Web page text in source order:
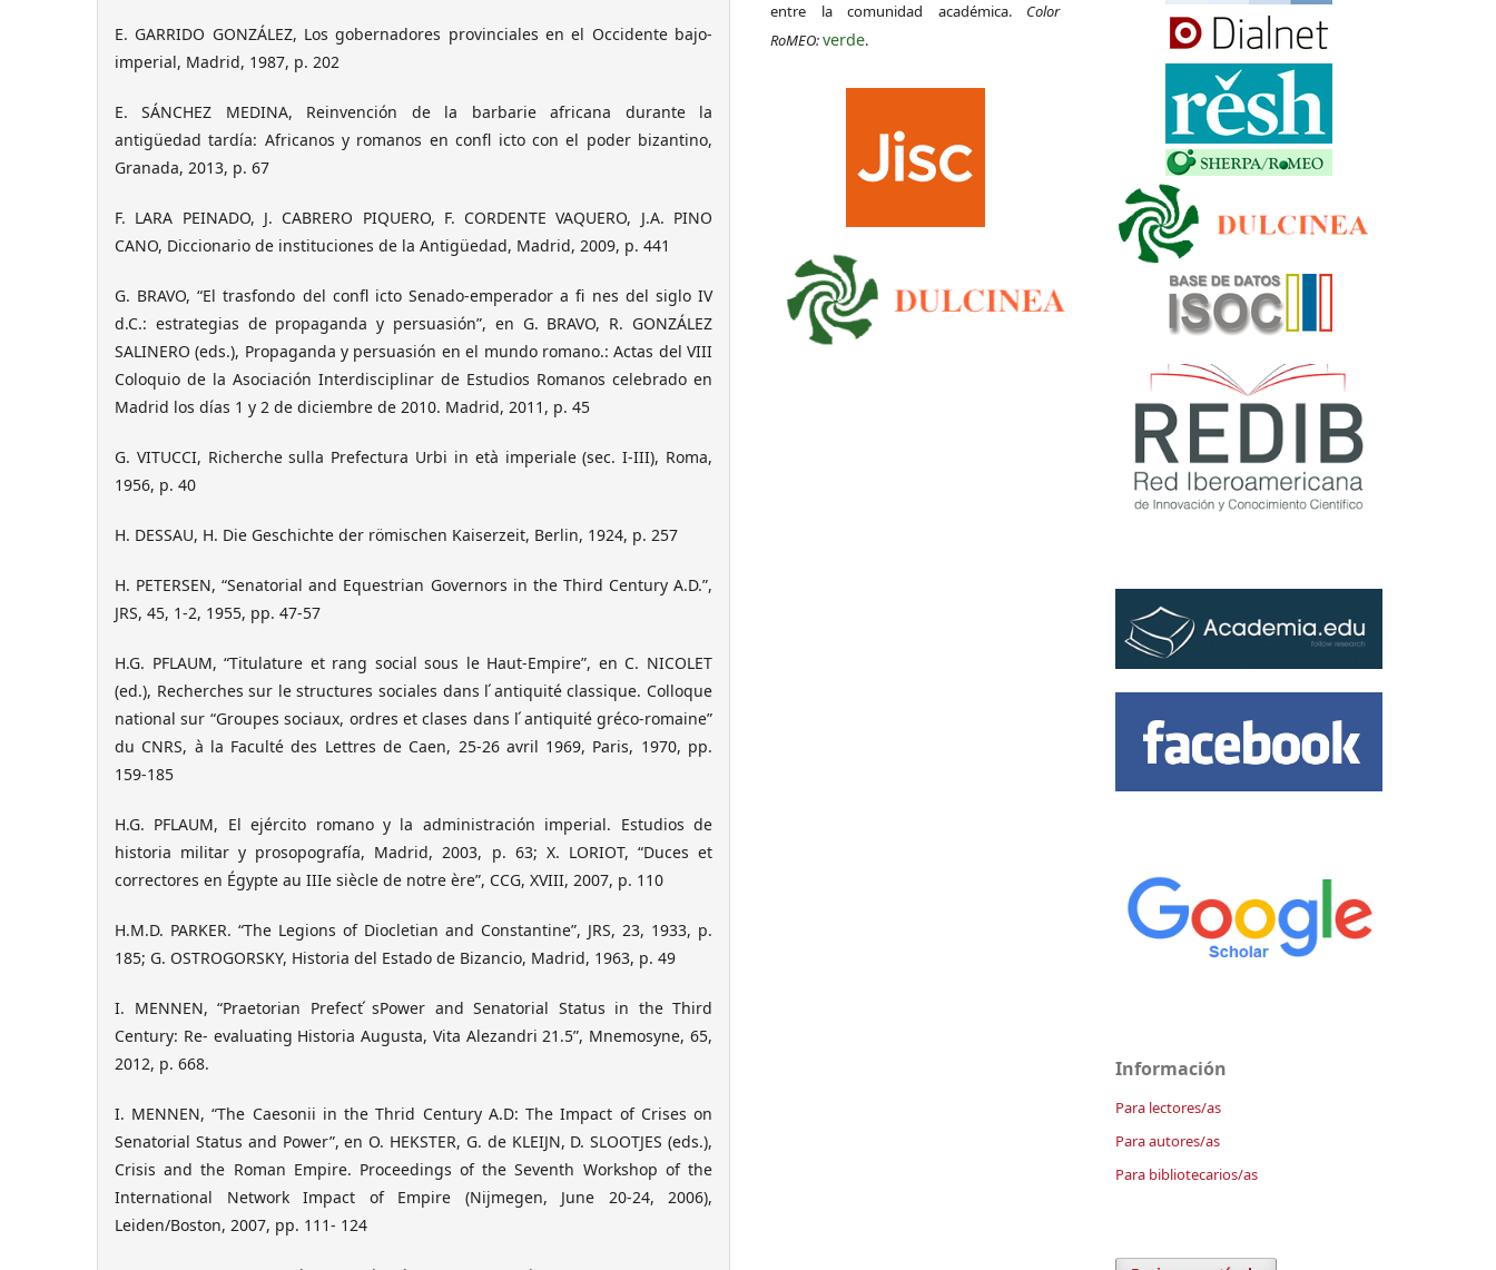
E. GARRIDO GONZÁLEZ, Los gobernadores provinciales en el Occidente bajo-
imperial, Madrid, 1987, p. 202
E. SÁNCHEZ MEDINA, Reinvención de la barbarie africana durante la
antigüedad tardía: Africanos y romanos en confl icto con el poder bizantino,
Granada, 2013, p. 67
F. LARA PEINADO, J. CABRERO PIQUERO, F. CORDENTE VAQUERO, J.A. PINO
CANO, Diccionario de instituciones de la Antigüedad, Madrid, 2009, p. 441
G. BRAVO, “El trasfondo del confl icto Senado-emperador a fi nes del siglo IV
d.C.: estrategias de propaganda y persuasión”, en G. BRAVO, R. GONZÁLEZ
SALINERO (eds.), Propaganda y persuasión en el mundo romano.: Actas del VIII
Coloquio de la Asociación Interdisciplinar de Estudios Romanos celebrado en
Madrid los días 1 y 2 de diciembre de 2010. Madrid, 2011, p. 45
G. VITUCCI, Richerche sulla Prefectura Urbi in età imperiale (sec. I-III), Roma,
1956, p. 40
H. DESSAU, H. Die Geschichte der römischen Kaiserzeit, Berlin, 1924, p. 257
H. PETERSEN, “Senatorial and Equestrian Governors in the Third Century A.D.”,
JRS, 45, 1-2, 1955, pp. 47-57
H.G. PFLAUM, “Titulature et rang social sous le Haut-Empire”, en C. NICOLET
(ed.), Recherches sur le structures sociales dans l ́antiquité classique. Colloque
national sur “Groupes sociaux, ordres et clases dans l ́antiquité gréco-romaine”
du CNRS, à la Faculté des Lettres de Caen, 25-26 avril 1969, Paris, 1970, pp.
159-185
H.G. PFLAUM, El ejército romano y la administración imperial. Estudios de
historia militar y prosopografía, Madrid, 2003, p. 63; X. LORIOT, “Duces et
correctores en Égypte au IIIe siècle de notre ère”, CCG, XVIII, 2007, p. 110
H.M.D. PARKER. “The Legions of Diocletian and Constantine”, JRS, 23, 1933, p.
185; G. OSTROGORSKY, Historia del Estado de Bizancio, Madrid, 1963, p. 49
I. MENNEN, “Praetorian Prefect ́sPower and Senatorial Status in the Third
Century: Re- evaluating Historia Augusta, Vita Alezandri 21.5”, Mnemosyne, 65,
2012, p. 668.
I. MENNEN, “The Caesonii in the Thrid Century A.D: The Impact of Crises on
Senatorial Status and Power”, en O. HEKSTER, G. de KLEIJN, D. SLOOTJES (eds.),
Crisis and the Roman Empire. Proceedings of the Seventh Workshop of the
International Network Impact of Empire (Nijmegen, June 20-24, 2006),
Leiden/Boston, 2007, pp. 111- 124
entre la comunidad académica. Color
RoMEO:verde.
Información
Para lectores/as
Para autores/as
Para bibliotecarios/as